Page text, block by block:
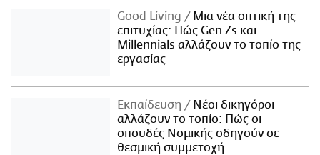
Good Living
Μια νέα οπτική της
επιτυχίας: Πώς Gen Zs και
Millennials αλλάζουν το τοπίο της
εργασίας
Εκπαίδευση
Νέοι δικηγόροι
αλλάζουν το τοπίο: Πώς οι
σπουδές Νομικής οδηγούν σε
θεσμική συμμετοχή